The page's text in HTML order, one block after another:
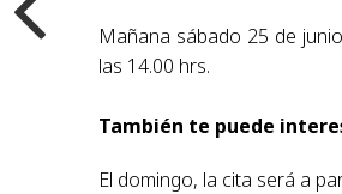
Mañana sábado 25 de
las 14.00 hrs.
También te puede
El domingo, la cita será a